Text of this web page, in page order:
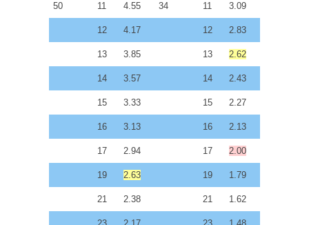
50 11 4.55 34 11 3.09
12 4.17 12 2.83
13 3.85 13 2.62
14 3.57 14 2.43
15 3.33 15 2.27
16 3.13 16 2.13
17 2.94 17 2.00
19 2.63 19 1.79
21 2.38 21 1.62